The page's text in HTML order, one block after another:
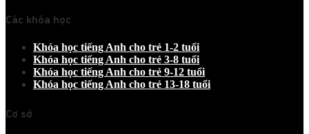
Các khóa học
Khóa học tiếng Anh cho trẻ 1-2 tuổi
Khóa học tiếng Anh cho trẻ 3-8 tuổi
Khóa học tiếng Anh cho trẻ 9-12 tuổi
Khóa học tiếng Anh cho trẻ 13-18 tuổi
Cơ sở